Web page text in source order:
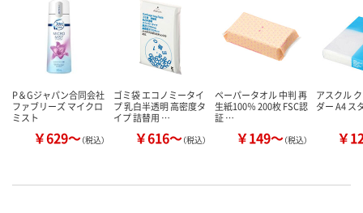
カゴへ カゴへ
P＆Gジャパン合同会社
ファブリーズ マイクロ
ミスト
￥629～（税込）
ゴミ袋 エコノミータイ
プ 乳白半透明 高密度タ
イプ 詰替用 …
￥616～（税込）
ペーパータオル 中判 再
生紙100％ 200枚 FSC認
証 …
￥149～（税込）
アスクル
ダー A4 ス
￥